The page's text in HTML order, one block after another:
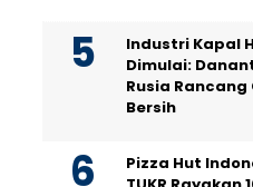
Industri Kapal
Dimulai:
Rusia
Bersih
Pizza Hut